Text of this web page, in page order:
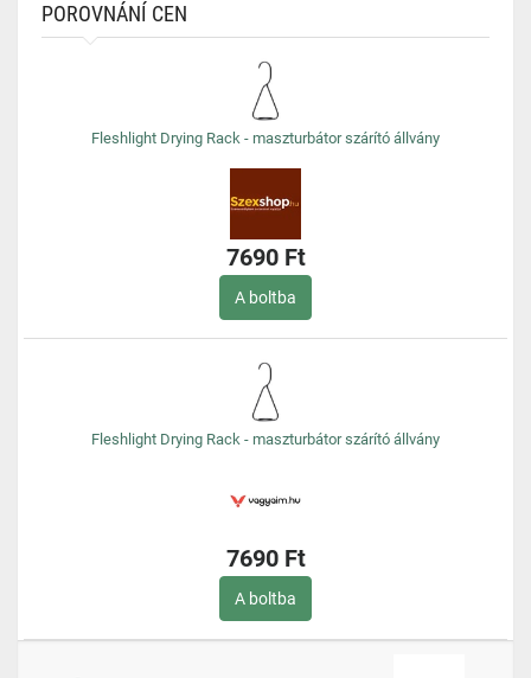
POROVNÁNÍ CEN
Fleshlight Drying Rack - maszturbátor szárító állvány
7690 Ft
A boltba
Fleshlight Drying Rack - maszturbátor szárító állvány
7690 Ft
A boltba